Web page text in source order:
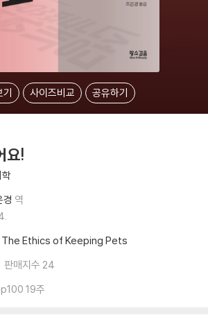
기 사이즈비교 공유하기
요!
경 역
The Ethics of Keeping Pets
판매지수 24
19주